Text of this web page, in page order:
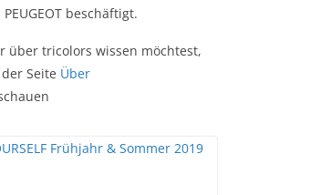
beschäftigt.
über tricolors wissen möchtest,
Seite Über